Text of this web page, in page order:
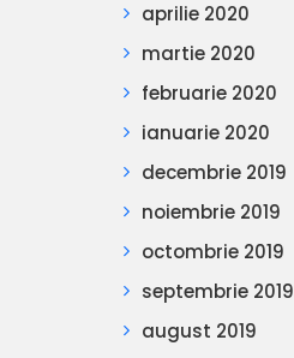
aprilie 2020
martie 2020
februarie 2020
ianuarie 2020
decembrie 2019
noiembrie 2019
octombrie 2019
septembrie 2019
august 2019